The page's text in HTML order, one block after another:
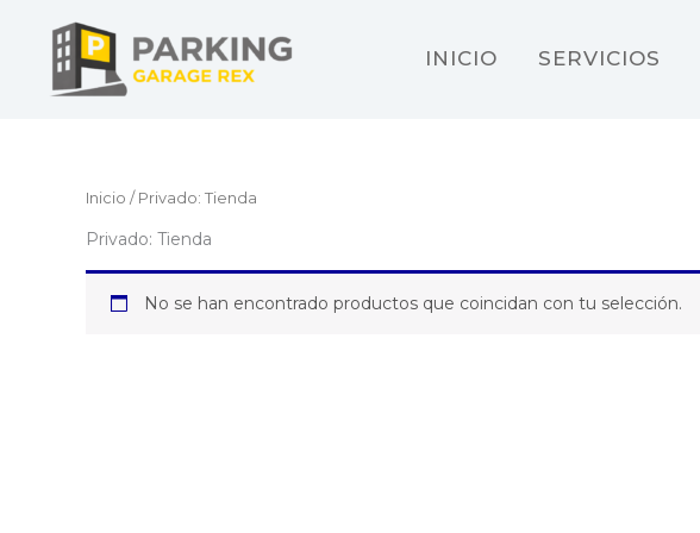
contenido
INICIO SERVICIOS
Inicio / Privado: Tienda
Privado: Tienda
No se han encontrado productos que coincidan con tu selección.